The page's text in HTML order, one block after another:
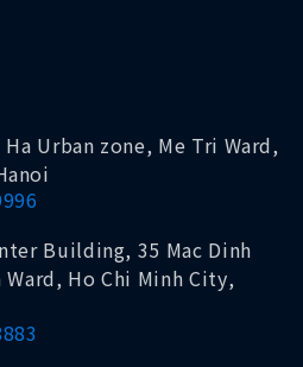
Urban zone, Me Tri Ward,
Building, 35 Mac Dinh
Ho Chi Minh City,